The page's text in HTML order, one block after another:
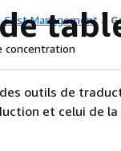
Cost Management
concentration
outils de
et celui de la